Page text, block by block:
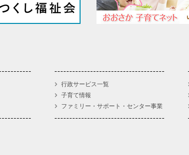
行政サービス一覧
子育て情報
ファミリー・サポート・センター事業